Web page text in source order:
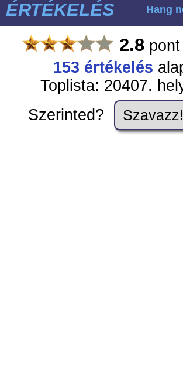
ÉRTÉKELÉS Hang
2.8pont
153 értékelés
Toplista: 20407.
Szerinted?